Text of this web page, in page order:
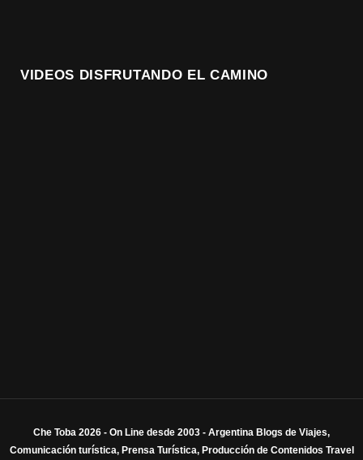
VIDEOS DISFRUTANDO EL CAMINO
Che Toba 2026 - On Line desde 2003 - Argentina Blogs de Viajes,
Comunicación turística, Prensa Turística, Producción de Contenidos Travel